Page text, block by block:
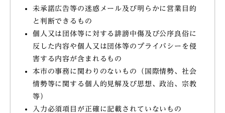
未承諾広告等の迷惑メール及び明らかに営業目的
と判断できるもの
個人又は団体等に対する誹謗中傷及び公序良俗に
反した内容や個人又は団体等のプライバシーを侵
害する内容が含まれるもの
本市の事務に関わりのないもの（国際情勢、社会
情勢等に関する個人的見解及び思想、政治、宗教
等）
入力必須項目が正確に記載されていないもの